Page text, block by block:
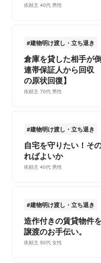
依頼主 40代 男性
建物明け渡し・立ち退き
倉庫を貸した相手が
連帯保証人から回収
の原状回復】
依頼主 70代 男性
建物明け渡し・立ち退き
自宅を守りたい！そ
ればよいか
依頼主 40代 男性
建物明け渡し・立ち退き
造作付きの賃貸物件
譲渡のお手伝い。
依頼主 50代 女性